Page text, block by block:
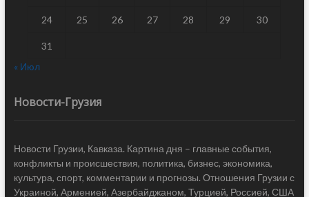
24 25 26 27 28 29 30
31
« Июл
Новости-Грузия
Новости Грузии, Кавказа. Картина дня – главные события,
конфликты и происшествия, политика, бизнес, экономика,
культура, спорт, комментарии и прогнозы. Отношения Грузии с
Украиной, Арменией, Азербайджаном, Турцией, Россией, США